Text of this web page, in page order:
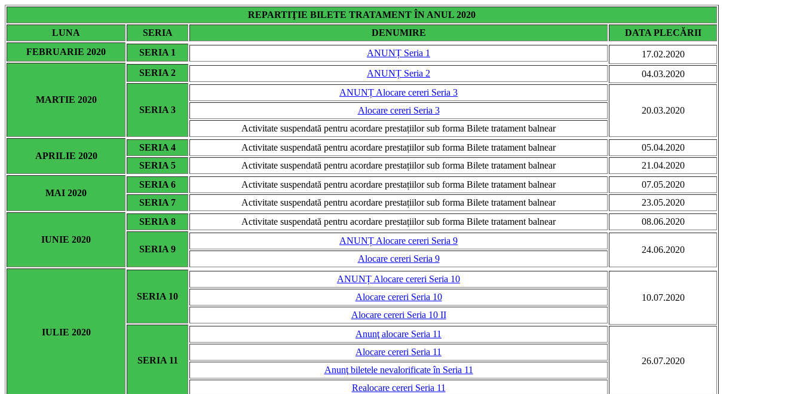
REPARTIŢIE BILETE TRATAMENT ÎN ANUL 2020
LUNA
SERIA DENUMIRE
DATA PLECĂRII
FEBRUARIE 2020
SERIA 1 ANUNȚ Seria 1 17.02.2020
MARTIE 2020
SERIA 2 ANUNȚ Seria 2 04.03.2020
SERIA 3
ANUNȚ Alocare cereri Seria 3
20.03.2020
Alocare cereri Seria 3
Activitate suspendată pentru acordare prestațiilor sub forma Bilete tratament balnear
APRILIE 2020
SERIA 4 Activitate suspendată pentru acordare prestațiilor sub forma Bilete tratament balnear
05.04.2020
SERIA 5
Activitate suspendată pentru acordare prestațiilor sub forma Bilete tratament balnear 21.04.2020
MAI 2020
SERIA 6 Activitate suspendată pentru acordare prestațiilor sub forma Bilete tratament balnear
07.05.2020
SERIA 7
Activitate suspendată pentru acordare prestațiilor sub forma Bilete tratament balnear 23.05.2020
IUNIE 2020
SERIA 8 Activitate suspendată pentru acordare prestațiilor sub forma Bilete tratament balnear 08.06.2020
SERIA 9
ANUNȚ Alocare cereri Seria 9
24.06.2020
Alocare cereri Seria 9
IULIE 2020
SERIA 10
ANUNȚ Alocare cereri Seria 10
10.07.2020
Alocare cereri Seria 10
Alocare cereri Seria 10 II
SERIA 11
Anunţ alocare Seria 11
26.07.2020
Alocare cereri Seria 11
Anunţ biletele nevalorificate în Seria 11
Realocare cereri Seria 11